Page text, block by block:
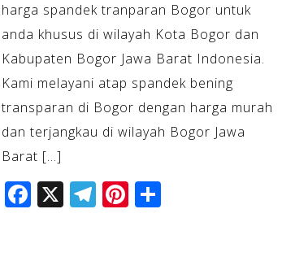
harga spandek tranparan Bogor untuk
anda khusus di wilayah Kota Bogor dan
Kabupaten Bogor Jawa Barat Indonesia.
Kami melayani atap spandek bening
transparan di Bogor dengan harga murah
dan terjangkau di wilayah Bogor Jawa
Barat […]
F X T Pi S